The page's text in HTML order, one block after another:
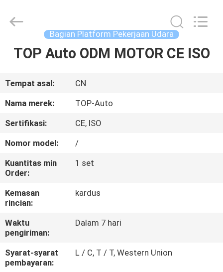
RUMAH
PRODUK
VIDEO
TENTANG
KAMI
TUR
KONTROL
KUALITAS
Bagian Platform Pekerjaan Udara
TOP Auto ODM MOTOR CE ISO
Tempat asal:
CN
Nama merek:
TOP-Auto
Sertifikasi:
CE, ISO
Nomor model:
/
Kuantitas min
Order:
1 set
Kemasan
rincian:
kardus
Waktu
pengiriman:
Dalam 7 hari
Syarat-syarat
pembayaran:
L / C, T / T, Western Union